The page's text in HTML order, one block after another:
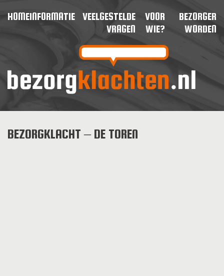
HOMEINFORMATIE
VEELGESTELDE
VRAGEN
VOOR
WIE?
BEZORGER
WORDEN
BEZORGKLACHT – DE TOREN